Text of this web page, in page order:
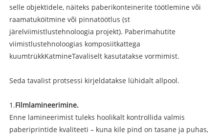
selle objektidele, näiteks paberikonteinerite töötlemine või
raamatuköitmine või pinnatöötlus (st
järelviimistlustehnoloogia projekt). Paberimahutite
viimistlustehnoloogias komposiitkattega
kuumtrükkKatmineTavaliselt kasutatakse vormimist.
Seda tavalist protsessi kirjeldatakse lühidalt allpool.
1.Filmlamineerimine.
Enne lamineerimist tuleks hoolikalt kontrollida valmis
paberiprintide kvaliteeti – kuna kile pind on tasane ja puhas,